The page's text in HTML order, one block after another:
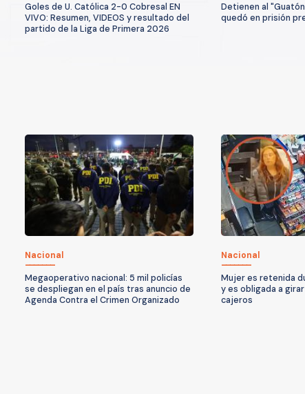
Goles de U. Católica 2-0 Cobresal EN
VIVO: Resumen, VIDEOS y resultado del
partido de la Liga de Primera 2026
Detienen al
quedó en prisión
Nacional
Megaoperativo nacional: 5 mil policías
se despliegan en el país tras anuncio de
Agenda Contra el Crimen Organizado
Nacional
Mujer es retenida
y es obligada a
cajeros